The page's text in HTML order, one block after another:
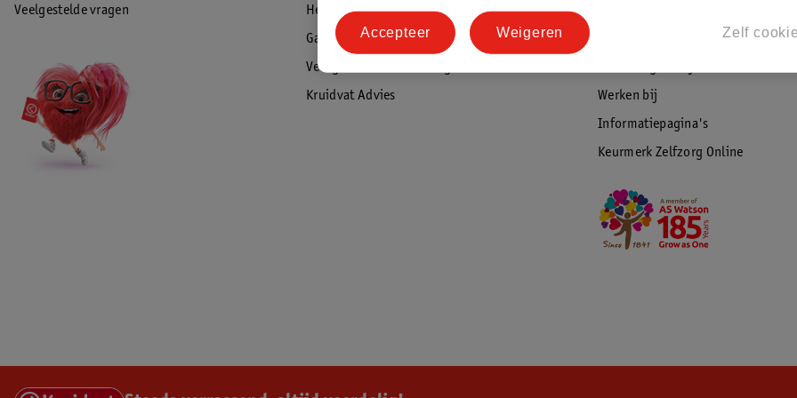
Veelgestelde vragen
Herroepen & retourneren
Garantie
Veiligheidswaarschuwingen
Kruidvat Advies
Werken bij
Informatiepagina's
Keurmerk Zelfzorg Online
Zelf
Weigeren
Accepteer